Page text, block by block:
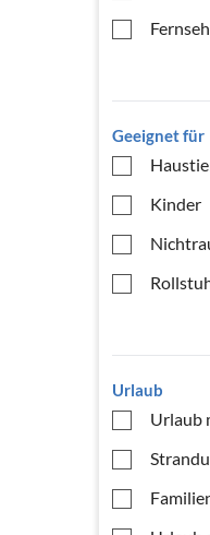
Geeignet für
Kinder
Urlaub
Urlaub